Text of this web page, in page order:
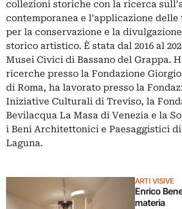
collezioni storiche con la ricerca
contemporanea e l’applicazione
per la conservazione e la
storico artistico. È stata dal 2016 al
Musei Civici di Bassano del Grappa.
ricerche presso la Fondazione
di Roma, ha lavorato presso la
Iniziative Culturali di Treviso, la
Bevilacqua La Masa di Venezia e la
i Beni Architettonici e Paesaggistici di
Laguna.
ARTI VISIVE
Enrico
materia